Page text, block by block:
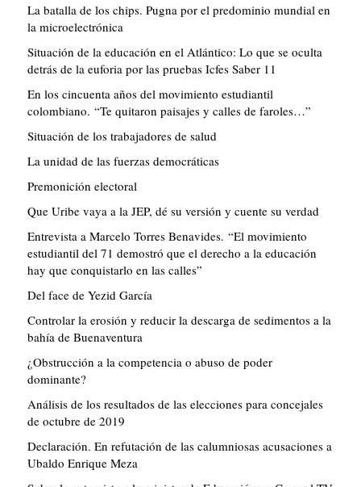
La batalla de los chips. Pugna por el predominio mundial en
la microelectrónica
Situación de la educación en el Atlántico: Lo que se oculta
detrás de la euforia por las pruebas Icfes Saber 11
En los cincuenta años del movimiento estudiantil
colombiano. “Te quitaron paisajes y calles de faroles…”
Situación de los trabajadores de salud
La unidad de las fuerzas democráticas
Premonición electoral
Que Uribe vaya a la JEP, dé su versión y cuente su verdad
Entrevista a Marcelo Torres Benavides. “El movimiento
estudiantil del 71 demostró que el derecho a la educación
hay que conquistarlo en las calles”
Del face de Yezid García
Controlar la erosión y reducir la descarga de sedimentos a la
bahía de Buenaventura
¿Obstrucción a la competencia o abuso de poder
dominante?
Análisis de los resultados de las elecciones para concejales
de octubre de 2019
Declaración. En refutación de las calumniosas acusaciones a
Ubaldo Enrique Meza